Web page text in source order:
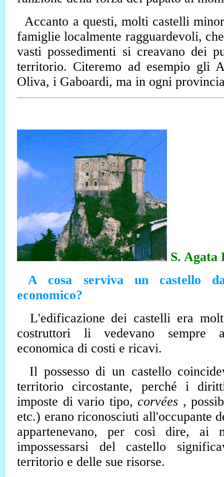
Accanto a questi, molti castelli
famiglie localmente ragguardevoli,
vasti possedimenti si creavano dei
territorio. Citeremo ad esempio gli
Oliva, i Gaboardi, ma in ogni
S. Agata
A cosa serviva un castello
economico?
L'edificazione dei castelli era
costruttori li vedevano sempre
economica di costi e ricavi.
Il possesso di un castello
territorio circostante, perché i
imposte di vario tipo,corvées ,
etc.) erano riconosciuti all'occupante
appartenevano, per così dire, ai
impossessarsi del castello
territorio e delle sue risorse.